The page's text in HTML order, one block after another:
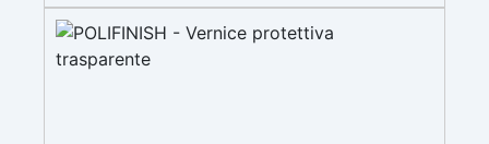
duraturi ✅ Colore Beige ma colorabile a
piacere sia da liquida che da solida